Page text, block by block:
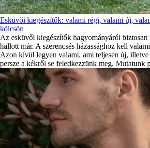
Esküvői kiegészítők: valami régi, valami új,
kölcsön
Az esküvői kiegészítők hagyományáról biztosan
hallott már. A szerencsés házassághoz kell
Azon kívül legyen valami, ami teljesen új,
persze a kékről se feledkezzünk meg. Mutatunk